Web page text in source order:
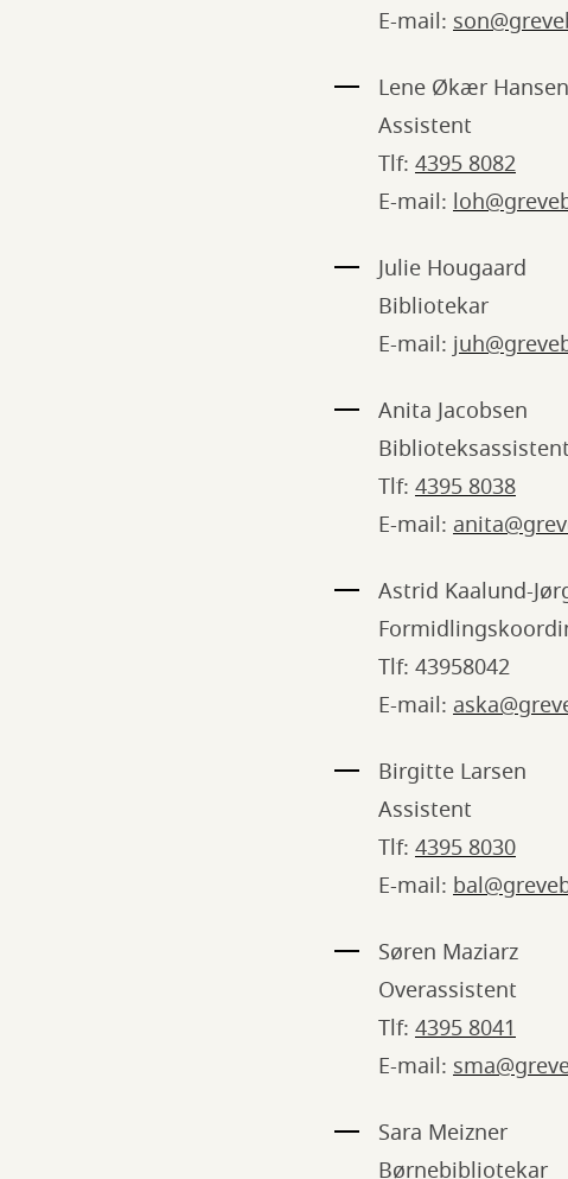
E-mail:
Lene Økær Hansen
Assistent
Tlf: 4395 8082
E-mail:
Julie Hougaard
Bibliotekar
E-mail:
Anita Jacobsen
Biblioteksassistent
Tlf: 4395 8038
E-mail:
Astrid Kaalund-
Tlf: 43958042
E-mail:
Birgitte Larsen
Assistent
Tlf: 4395 8030
E-mail:
Søren Maziarz
Overassistent
Tlf: 4395 8041
E-mail:
Sara Meizner
Børnebibliotekar